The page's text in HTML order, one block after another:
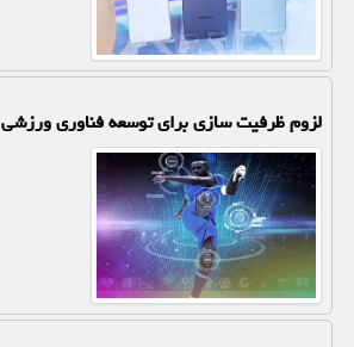
لزوم ظرفیت سازی برای توسعه فناوری ورزشی